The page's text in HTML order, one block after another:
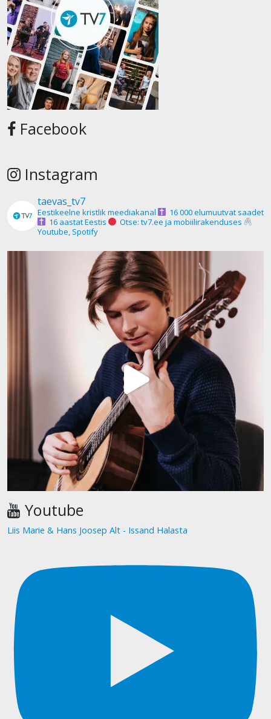
Facebook
Instagram
taevas_tv7
Eestikeelne kristlik meediakanal
16 000 elumuutvat saadet
16 aastat Eestis
Otse: tv7.ee ja mobiilirakenduses
Youtube, Spotify
Youtube
Liis Marie & Hans Joosep Alt - Issand Halasta